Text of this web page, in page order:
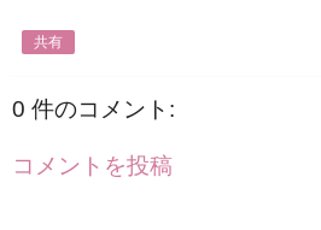
共有
0 件のコメント:
コメントを投稿